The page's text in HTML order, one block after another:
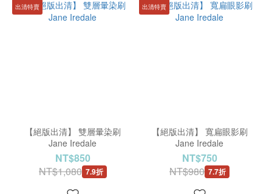
出清特賣
【絕版出清】 雙層暈染刷
Jane Iredale
NT$850
NT$1,080 7.9折
出清特賣
【絕版出清】 寬扁眼影刷
Jane Iredale
NT$750
NT$980 7.7折